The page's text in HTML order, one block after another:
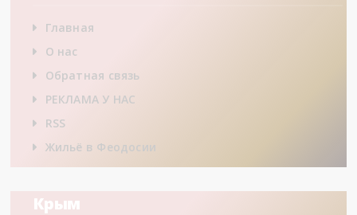
Главная
О нас
Обратная связь
РЕКЛАМА У НАС
RSS
Жильё в Феодосии
Крым